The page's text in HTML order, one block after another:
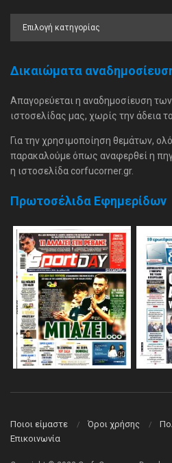
Δικαιώματα
Απαγορεύεται η αναδημοσίευση
ιστοσελίδας μας, χωρίς την άδεια
Για την χρησιμοποίηση θεμάτων,
παρακαλούμε όπως αναφερθεί η
η ιστοσελίδα corfucorner.gr.
Πρωτοσέλιδα Εφημερίδων
Ποιοι είμαστε Όροι χρήσης
Επικοινωνία